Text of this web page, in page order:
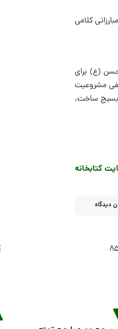
کلامی
(ع) برای
مشروعیت
بسیج ساخت،
کتابخانه
دیدگاه